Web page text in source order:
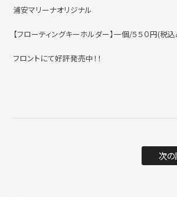
浦安マリーナオリジナル
【フローティングキーホルダー】一個/５５０円(税
フロントにて好評発売中！！
次